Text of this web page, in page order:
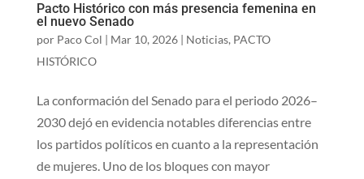
Pacto Histórico con más presencia femenina en
el nuevo Senado
por Paco Col | Mar 10, 2026| Noticias, PACTO
HISTÓRICO
La conformación del Senado para el periodo 2026–
2030 dejó en evidencia notables diferencias entre
los partidos políticos en cuanto a la representación
de mujeres. Uno de los bloques con mayor